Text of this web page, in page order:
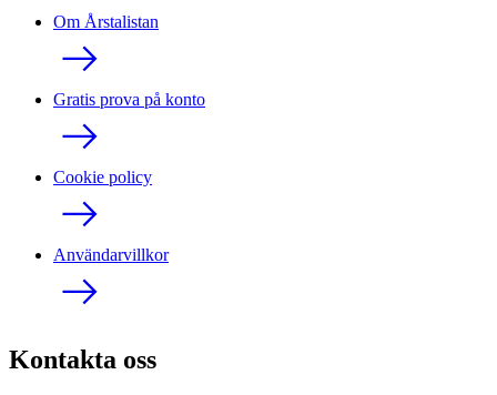
Om Årstalistan
Gratis prova på konto
Cookie policy
Användarvillkor
Kontakta oss